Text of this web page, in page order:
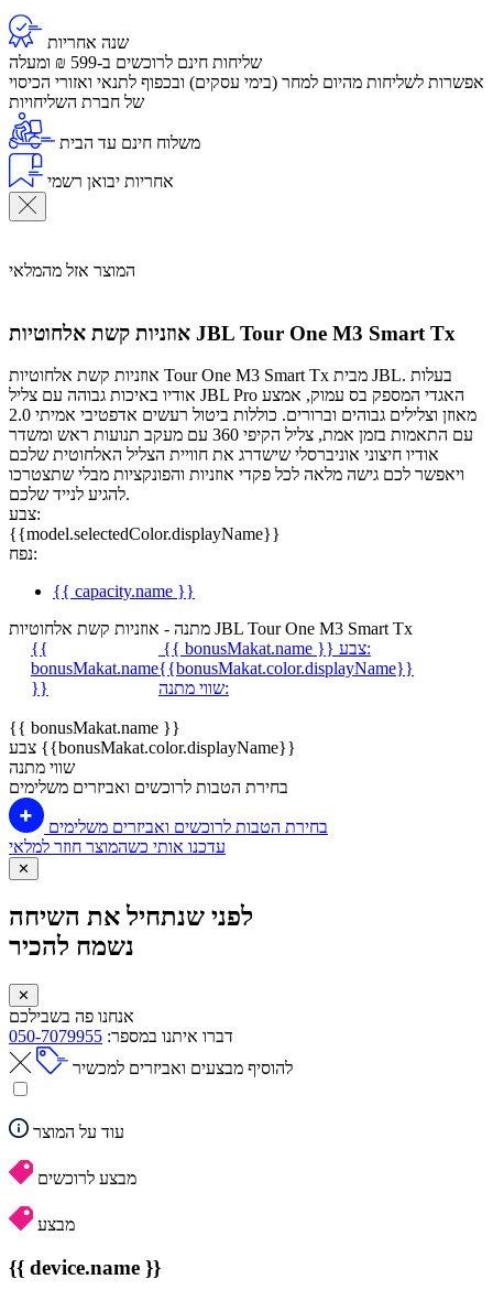
שנה אחריות
שליחות חינם לרוכשים ב-599 ₪ ומעלה
​אפשרות לשליחות מהיום למחר (בימי עסקים) ובכפוף לתנאי ואזורי הכיסוי
של חברת השליחויות
משלוח חינם עד הבית
אחריות יבואן רשמי
המוצר אזל מהמלאי
אוזניות קשת אלחוטיות JBL Tour One M3 Smart Tx
אוזניות קשת אלחוטיות Tour One M3 Smart Tx מבית JBL. בעלות
אודיו באיכות גבוהה עם צליל JBL Pro האגדי המספק בס עמוק, אמצע
מאוזן וצלילים גבוהים וברורים. כוללות ביטול רעשים אדפטיבי אמיתי 2.0
עם התאמות בזמן אמת, צליל הקיפי 360 עם מעקב תנועות ראש ומשדר
אודיו חיצוני אוניברסלי שישדרג את חוויית הצליל האלחוטית שלכם
ויאפשר לכם גישה מלאה לכל פקדי אוזניות והפונקציות מבלי שתצטרכו
להגיע לנייד שלכם.
צבע:
{{model.selectedColor.displayName}}
נפח:
{{ capacity.name }}
מתנה - אוזניות קשת אלחוטיות JBL Tour One M3 Smart Tx
{{
bonusMakat.name
}}
{{ bonusMakat.name }}
צבע:
{{bonusMakat.color.displayName}}
שווי מתנה:
{{ bonusMakat.name }}
צבע {{bonusMakat.color.displayName}}
שווי מתנה
בחירת הטבות לרוכשים ואביזרים משלימים
בחירת הטבות לרוכשים ואביזרים משלימים
עדכנו אותי כשהמוצר חוזר למלאי
✕
לפני שנתחיל את השיחה
נשמח להכיר
✕
אנחנו פה בשבילכם
דברו איתנו במספר: 050-7079955
להוסיף מבצעים ואביזרים למכשיר
עוד על המוצר
מבצע לרוכשים
מבצע
{{ device.name }}